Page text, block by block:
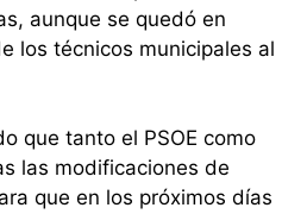
aunque se quedó en
los técnicos municipales al
que tanto el PSOE como
las modificaciones de
que en los próximos días